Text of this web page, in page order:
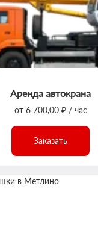
Аренда автокрана
от 6 700,00 ₽ / час
Заказать